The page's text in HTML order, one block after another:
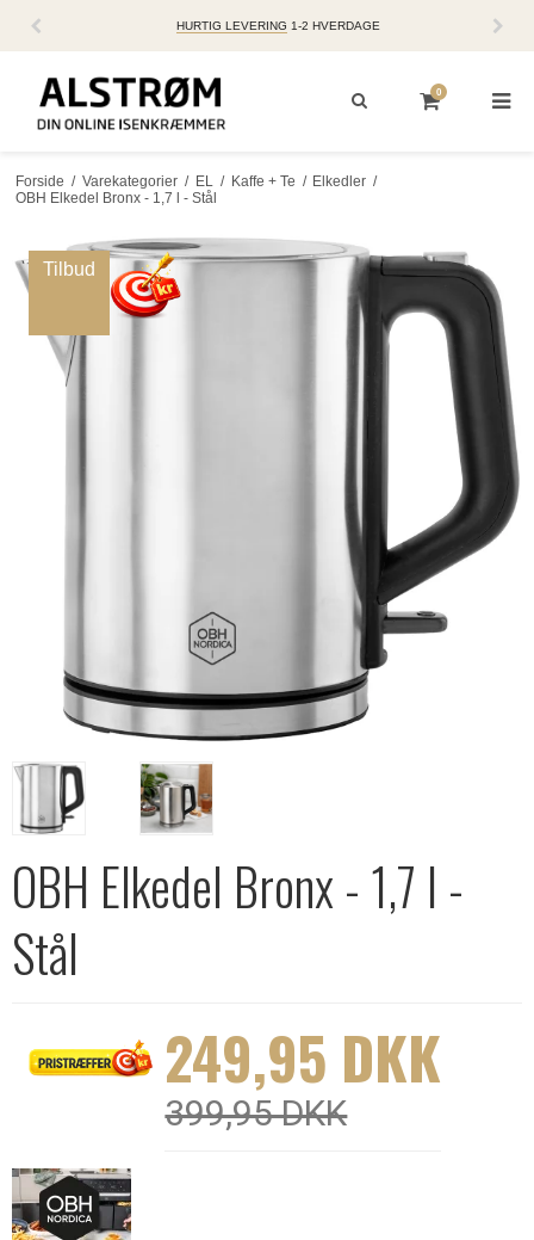
HURTIG LEVERING1-2 HVERDAGE
0
Forside / Varekategorier / EL / Kaffe + Te / Elkedler /
OBH Elkedel Bronx - 1,7 l - Stål
Tilbud
OBH Elkedel Bronx - 1,7 l -
Stål
249,95 DKK
399,95 DKK